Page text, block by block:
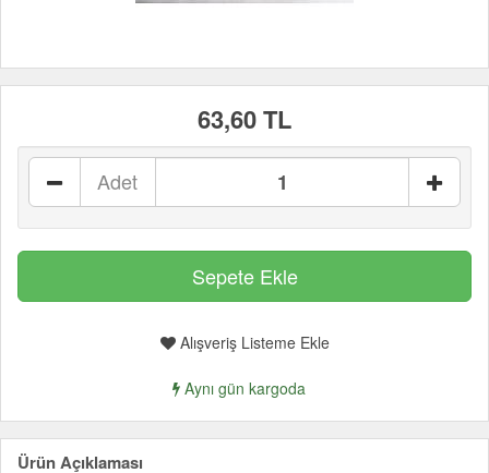
63,60 TL
Adet
Alışveriş Listeme Ekle
Aynı gün kargoda
Ürün Açıklaması